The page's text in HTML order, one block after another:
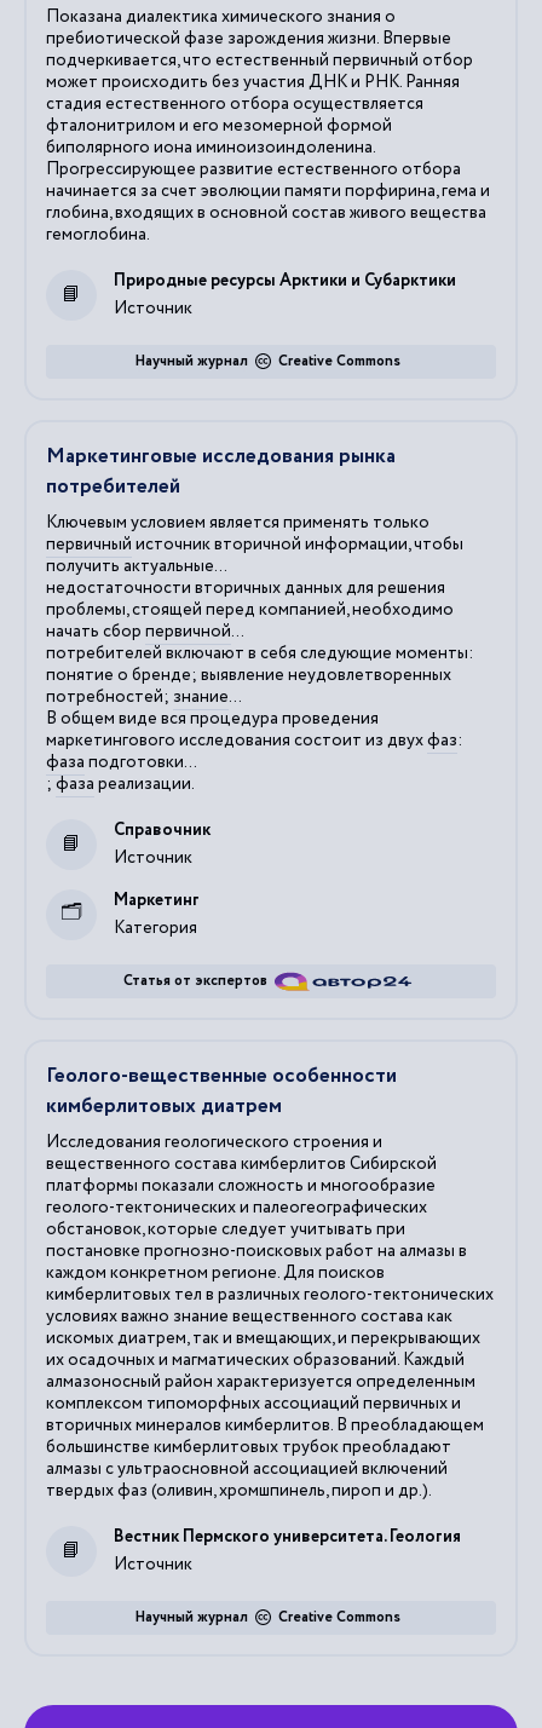
Показана диалектика химического знания о
пребиотической фазе зарождения жизни. Впервые
подчеркивается, что естественный первичный отбор
может происходить без участия ДНК и РНК. Ранняя
стадия естественного отбора осуществляется
фталонитрилом и его мезомерной формой
биполярного иона иминоизоиндоленина.
Прогрессирующее развитие естественного отбора
начинается за счет эволюции памяти порфирина, гема и
глобина, входящих в основной состав живого вещества
гемоглобина.
Источник
Природные ресурсы Арктики и Субарктики
Creative Commons
Научный журнал
Маркетинговые исследования рынка
потребителей
Ключевым условием является применять только
первичный источник вторичной информации, чтобы
получить актуальные...
недостаточности вторичных данных для решения
проблемы, стоящей перед компанией, необходимо
начать сбор первичной...
потребителей включают в себя следующие моменты:
понятие о бренде; выявление неудовлетворенных
потребностей; знание...
В общем виде вся процедура проведения
маркетингового исследования состоит из двухфаз:
фаза подготовки...
;фаза реализации.
Источник
Справочник
Категория
Маркетинг
Статья от экспертов
Геолого-вещественные особенности
кимберлитовых диатрем
Исследования геологического строения и
вещественного состава кимберлитов Сибирской
платформы показали сложность и многообразие
геолого-тектонических и палеогеографических
обстановок, которые следует учитывать при
постановке прогнозно-поисковых работ на алмазы в
каждом конкретном регионе. Для поисков
кимберлитовых тел в различных геолого-тектонических
условиях важно знание вещественного состава как
искомых диатрем, так и вмещающих, и перекрывающих
их осадочных и магматических образований. Каждый
алмазоносный район характеризуется определенным
комплексом типоморфных ассоциаций первичных и
вторичных минералов кимберлитов. В преобладающем
большинстве кимберлитовых трубок преобладают
алмазы с ультраосновной ассоциацией включений
твердых фаз (оливин, хромшпинель, пироп и др.).
Источник
Вестник Пермского университета. Геология
Creative Commons
Научный журнал